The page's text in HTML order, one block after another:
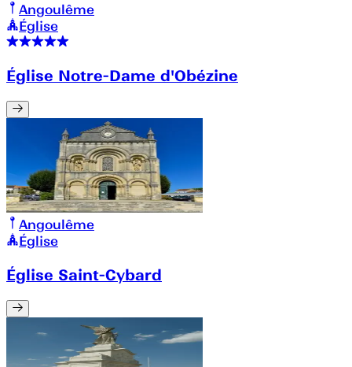
Angoulême
Église
Église Notre-Dame d'Obézine
Angoulême
Église
Église Saint-Cybard